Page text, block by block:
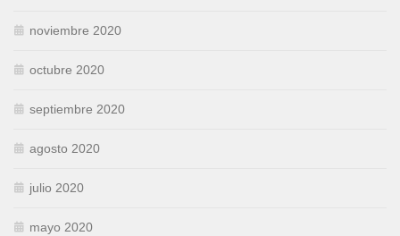
noviembre 2020
octubre 2020
septiembre 2020
agosto 2020
julio 2020
mayo 2020